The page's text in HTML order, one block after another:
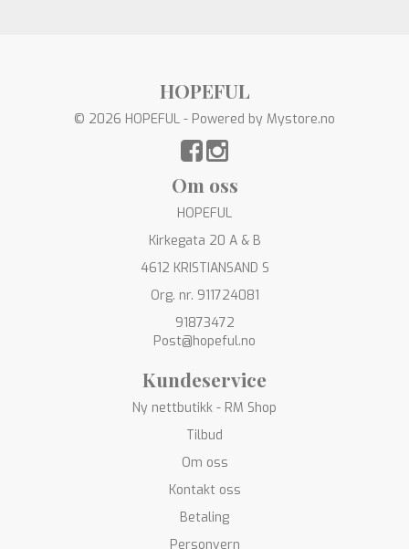
HOPEFUL
© 2026 HOPEFUL - Powered by Mystore.no
Om oss
HOPEFUL
Kirkegata 20 A & B
4612 KRISTIANSAND S
Org. nr. 911724081
91873472
Post@hopeful.no
Kundeservice
Ny nettbutikk - RM Shop
Tilbud
Om oss
Kontakt oss
Betaling
Personvern